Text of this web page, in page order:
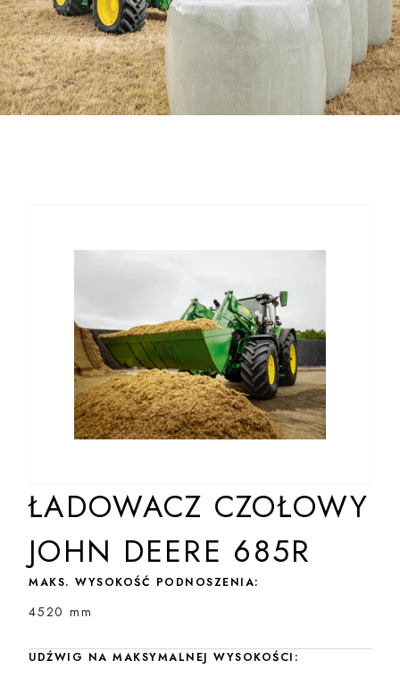
ŁADOWACZ CZOŁOWY
JOHN DEERE 685R
MAKS. WYSOKOŚĆ PODNOSZENIA:
4520 mm
UDŹWIG NA MAKSYMALNEJ WYSOKOŚCI: